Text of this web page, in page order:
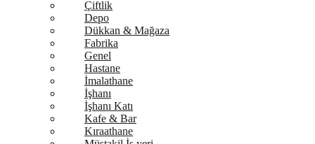
Çiftlik
Depo
Dükkan & Mağaza
Fabrika
Genel
Hastane
İmalathane
İşhanı
İşhanı Katı
Kafe & Bar
Kıraathane